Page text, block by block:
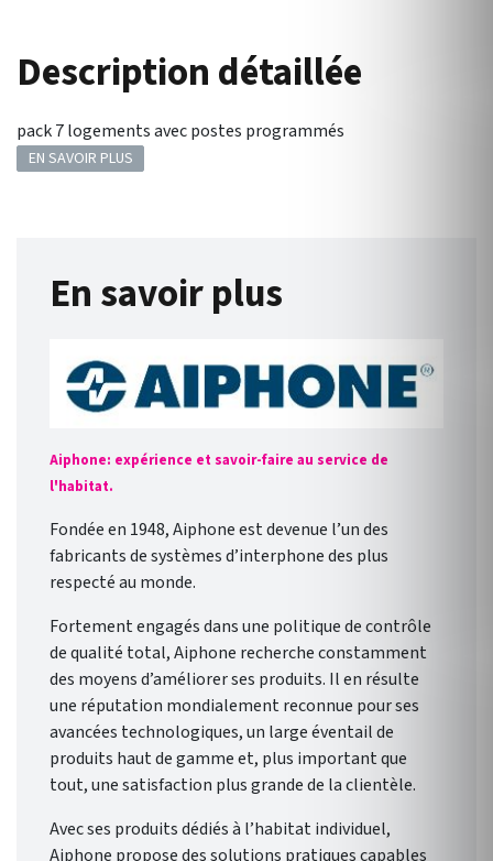
Description détaillée
pack 7 logements avec postes programmés
EN SAVOIR PLUS
En savoir plus
Aiphone: expérience et savoir-faire au service de
l'habitat.
Fondée en 1948, Aiphone est devenue l’un des
fabricants de systèmes d’interphone des plus
respecté au monde.
Fortement engagés dans une politique de contrôle
de qualité total, Aiphone recherche constamment
des moyens d’améliorer ses produits. Il en résulte
une réputation mondialement reconnue pour ses
avancées technologiques, un large éventail de
produits haut de gamme et, plus important que
tout, une satisfaction plus grande de la clientèle.
Avec ses produits dédiés à l’habitat individuel,
Aiphone propose des solutions pratiques capables